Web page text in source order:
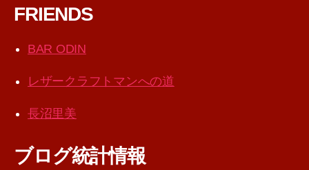
FRIENDS
BAR ODIN
レザークラフトマンへの道
長沼里美
ブログ統計情報